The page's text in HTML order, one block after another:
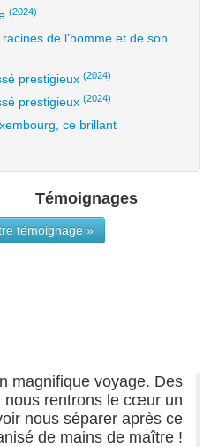
(2024)
de l’homme et de son
prestigieux (2024)
prestigieux (2024)
ce brillant
Témoignages
magnifique voyage. Des
nous rentrons le cœur un
nous séparer après ce
de mains de maître !
témoignage »